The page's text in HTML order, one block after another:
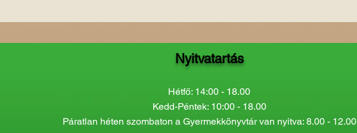
Nyitvatartás
Hétfő: 14:00 - 18.00
Kedd-Péntek: 10:00 - 18.00
Páratlan héten szombaton a Gyermekkönyvtár van nyitva: 8.00 - 12.00